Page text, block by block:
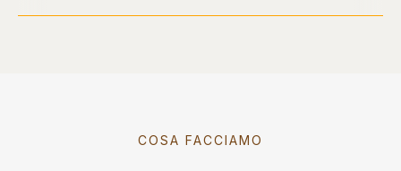
COSA FACCIAMO